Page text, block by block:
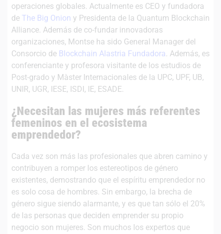
operaciones globales. Actualmente es CEO y fundadora
de The Big Onion y Presidenta de la Quantum Blockchain
Alliance. Además de co-fundar innovadoras
organizaciones, Montse ha sido General Manager del
Consorcio de Blockchain Alastria Fundadora. Además, es
conferenciante y profesora visitante de los estudios de
Post-grado y Màster Internacionales de la UPC, UPF, UB,
UNIR, UGR, IESE, ISDI, IE, ESADE.
¿Necesitan las mujeres más referentes
femeninos en el ecosistema
emprendedor?
Cada vez son más las profesionales que abren camino y
contribuyen a romper los estereotipos de género
existentes, demostrando que el espíritu emprendedor no
es solo cosa de hombres. Sin embargo, la brecha de
género sigue siendo alarmante, y es que tan sólo el 20%
de las personas que deciden emprender su propio
negocio son mujeres. Son muchos los expertos que